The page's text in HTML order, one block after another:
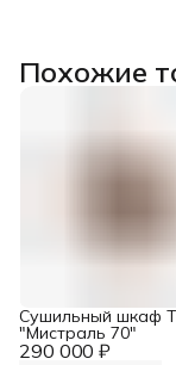
Похожие
290 000 ₽
Сушильный шкаф
"Мистраль 70"